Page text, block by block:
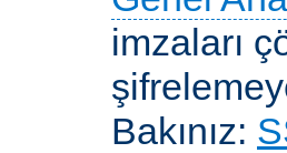
imzaları
Bakınız: